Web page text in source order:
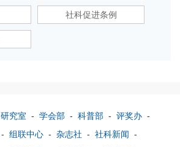
社科促进条例
研究室 - 学会部 - 科普部 - 评奖办 -
- 组联中心 - 杂志社 - 社科新闻 -